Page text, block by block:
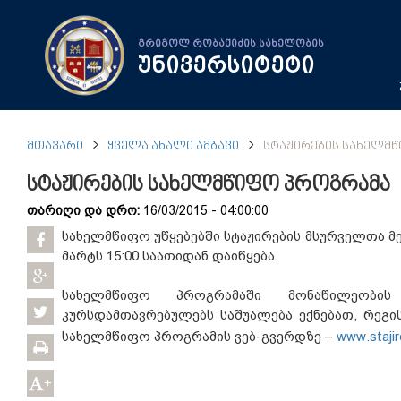
გრიგოლ რობაქიძის სახელობის
უნივერსიტეტი
ᲛᲗᲐᲕᲐᲠᲘ ᲧᲕᲔᲚᲐ ᲐᲮᲐᲚᲘ ᲐᲛᲑᲐᲕᲘ ᲡᲢᲐᲟᲘᲠᲔᲑᲘᲡ
სტაჟირების სახელმწიფო პროგრამა
თარიღი და დრო: 16/03/2015 - 04:00:00
+
სახელმწიფო უწყებებში სტაჟირების მსურველთა
მარტს 15:00 საათიდან დაიწყება.
სახელმწიფო პროგრამაში მონაწილეობის
კურსდამთავრებულებს საშუალება ექნებათ,
სახელმწიფო პროგრამის ვებ-გვერდზე –